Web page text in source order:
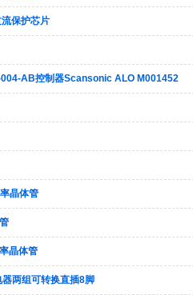
保护芯片
AB控制器Scansonic ALO M001452
晶体管
晶体管
两组可转换直插8脚